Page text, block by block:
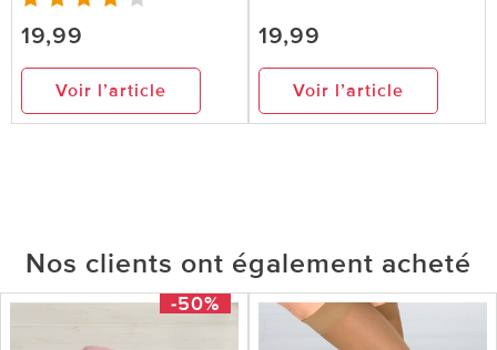
19,99
Voir l’article
19,99
Voir l’article
Nos clients ont également acheté
-50%